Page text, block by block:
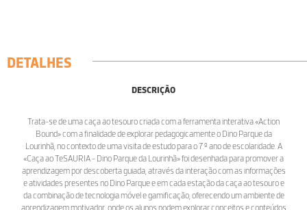
DETALHES
DESCRIÇÃO
Trata-se de uma caça ao tesouro criada com a ferramenta interativa «Action
Bound» com a finalidade de explorar pedagogicamente o Dino Parque da
Lourinhã, no contexto de uma visita de estudo para o 7.º ano de escolaridade. A
«Caça ao TeSAURIA - Dino Parque da Lourinhã» foi desenhada para promover a
aprendizagem por descoberta guiada, através da interação com as informações
e atividades presentes no Dino Parque e em cada estação da caça ao tesouro e
da combinação de tecnologia móvel e gamificação, oferecendo um ambiente de
aprendizagem motivador, onde os alunos podem explorar conceitos e conteúdos